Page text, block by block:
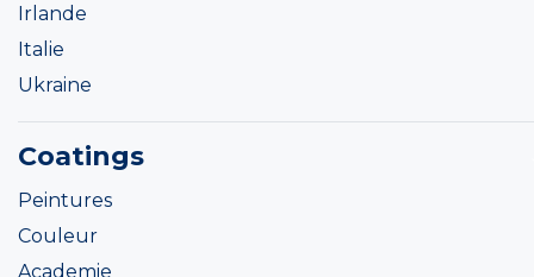
Irlande
Italie
Ukraine
Coatings
Peintures
Couleur
Academie